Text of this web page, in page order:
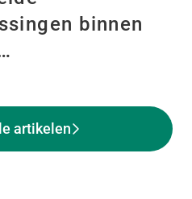
binnen
artikelen